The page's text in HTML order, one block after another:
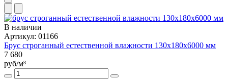
В наличии
Артикул: 01166
Брус строганный естественной влажности 130х180х6000 мм
7 680
руб/м³